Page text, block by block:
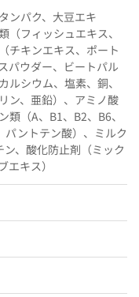
ンパク、大豆エキ
（フィッシュエキス、
チキンエキス、ポート
パウダー、ビートパル
ルシウム、塩素、銅、
ン、亜鉛）、アミノ酸
（A、B1、B2、B6、
パントテン酸）、ミルク
、酸化防止剤（ミック
エキス）